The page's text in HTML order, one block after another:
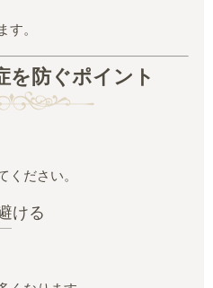
す。
を防ぐポイント
ください。
ける